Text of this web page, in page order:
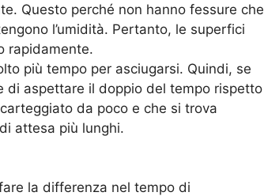
Questo perché non hanno fessure che
l’umidità. Pertanto, le superfici
rapidamente.
più tempo per asciugarsi. Quindi, se
di aspettare il doppio del tempo rispetto
da poco e che si trova
attesa più lunghi.
la differenza nel tempo di